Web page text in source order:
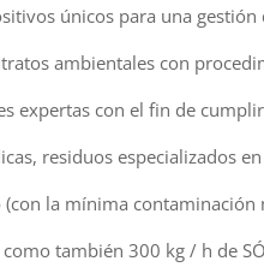
únicos para una
ambientales con
expertas con el fin de
residuos especializados
la mínima
también 300 kg / h de